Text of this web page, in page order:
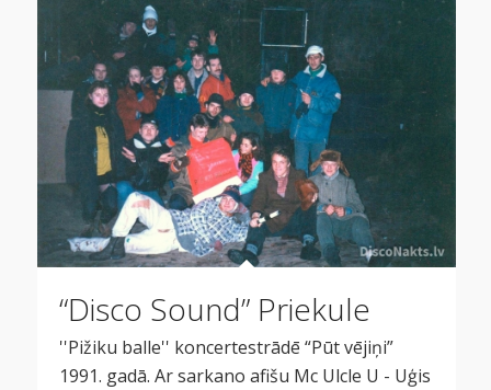
“Disco Sound” Priekule
''Pižiku balle'' koncertestrādē “Pūt vējiņi”
1991. gadā. Ar sarkano afišu Mc Ulcle U - Uģis